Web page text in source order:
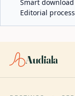
Smart
Editorial
Audiala